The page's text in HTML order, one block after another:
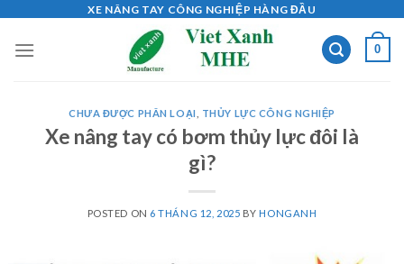
content
XE NÂNG TAY CÔNG NGHIỆP HÀNG ĐẦU
0
CHƯA ĐƯỢC PHÂN LOẠI THỦY LỰC CÔNG NGHIỆP
Xe nâng tay có bơm thủy lực đôi là
gì?
POSTED ON 6 THÁNG 12, 2025 BYHONGANH